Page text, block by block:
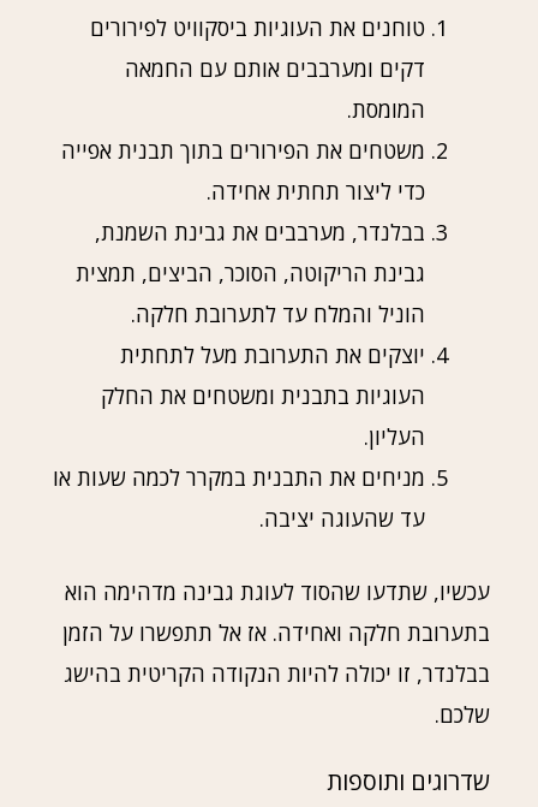
טוחנים את העוגיות ביסקוויט לפירורים
דקים ומערבבים אותם עם החמאה
המומסת.
משטחים את הפירורים בתוך תבנית אפייה
כדי ליצור תחתית אחידה.
בבלנדר, מערבבים את גבינת השמנת,
גבינת הריקוטה, הסוכר, הביצים, תמצית
הוניל והמלח עד לתערובת חלקה.
יוצקים את התערובת מעל לתחתית
העוגיות בתבנית ומשטחים את החלק
העליון.
מניחים את התבנית במקרר לכמה שעות או
עד שהעוגה יציבה.
עכשיו, שתדעו שהסוד לעוגת גבינה מדהימה הוא
בתערובת חלקה ואחידה. אז אל תתפשרו על הזמן
בבלנדר, זו יכולה להיות הנקודה הקריטית בהישג
שלכם.
שדרוגים ותוספות